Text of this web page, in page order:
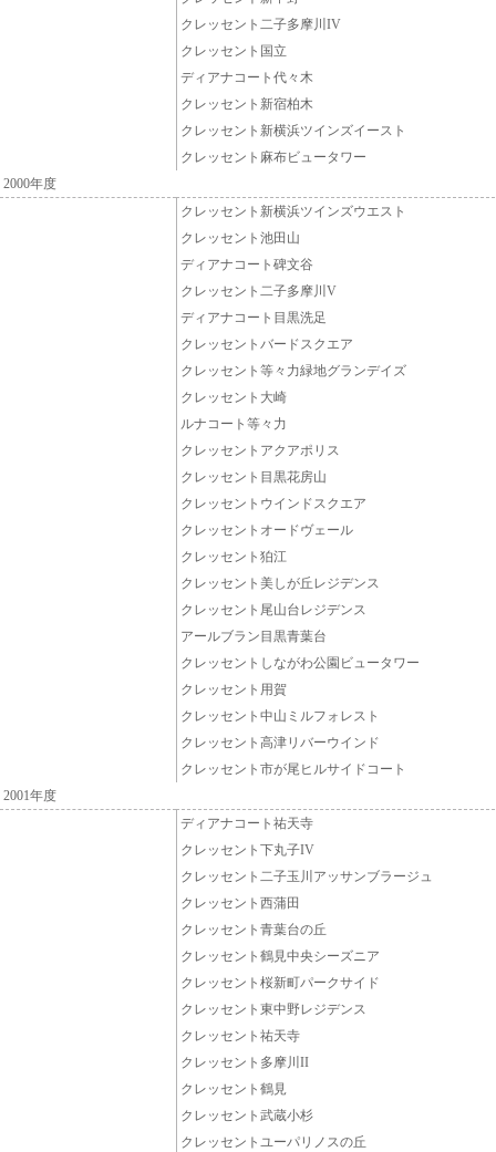
クレッセント二子多摩川IV
クレッセント国立
ディアナコート代々木
クレッセント新宿柏木
クレッセント新横浜ツインズイースト
クレッセント麻布ビュータワー
2000年度
クレッセント新横浜ツインズウエスト
クレッセント池田山
ディアナコート碑文谷
クレッセント二子多摩川V
ディアナコート目黒洗足
クレッセントバードスクエア
クレッセント等々力緑地グランデイズ
クレッセント大崎
ルナコート等々力
クレッセントアクアポリス
クレッセント目黒花房山
クレッセントウインドスクエア
クレッセントオードヴェール
クレッセント狛江
クレッセント美しが丘レジデンス
クレッセント尾山台レジデンス
アールブラン目黒青葉台
クレッセントしながわ公園ビュータワー
クレッセント用賀
クレッセント中山ミルフォレスト
クレッセント高津リバーウインド
クレッセント市が尾ヒルサイドコート
2001年度
ディアナコート祐天寺
クレッセント下丸子IV
クレッセント二子玉川アッサンブラージュ
クレッセント西蒲田
クレッセント青葉台の丘
クレッセント鶴見中央シーズニア
クレッセント桜新町パークサイド
クレッセント東中野レジデンス
クレッセント祐天寺
クレッセント多摩川II
クレッセント鶴見
クレッセント武蔵小杉
クレッセントユーパリノスの丘